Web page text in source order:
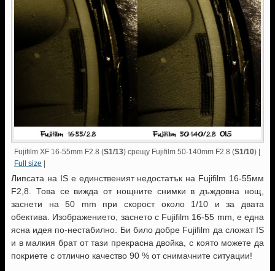
Fujifilm XF 16-55mm F2.8 (S1/13) срещу Fujifilm 50-140mm F2.8 (S1/10) |
Full size
Липсата на IS е единственият недостатък на Fujifilm 16-55мм
F2,8. Това се вижда от нощните снимки в дъждовна нощ,
заснети на 50 mm при скорост около 1/10 и за двата
обектива. Изображението, заснето с Fujifilm 16-55 mm, е една
ясна идея по-нестабилно. Би било добре Fujifilm да сложат IS
и в малкия брат от тази прекрасна двойка, с която можете да
покриете с отлично качество 90 % от снимачните ситуации!